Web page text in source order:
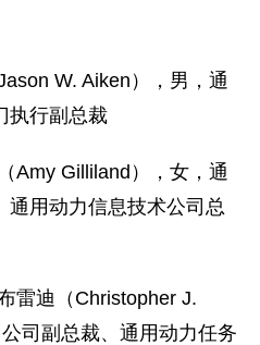
W. Aiken），男，通
执行副总裁
Gilliland），女，通
通用动力信息技术公司总
迪（Christopher J.
司副总裁、通用动力任务